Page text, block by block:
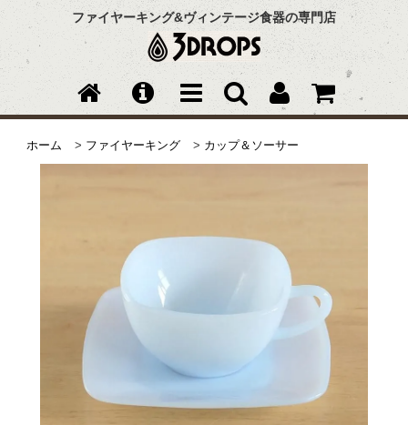
ファイヤーキング&ヴィンテージ食器の専門店
ホーム > ファイヤーキング > カップ＆ソーサー